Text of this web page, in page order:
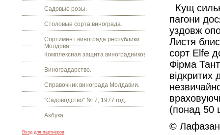
Садовые розы.
Столовые сорта винограда.
Сортимент винограда республики
Молдова.
Комплексная защита виноградников.
Виноградарство.
Справочник винограда Молдавии.
"Садоводство" № 7, 1977 год.
Азбука
Вход для партнеров
Кущ
пагони
уздовж
Листя
сорт Elfe
Фірма
відкритих
(понад 50
©